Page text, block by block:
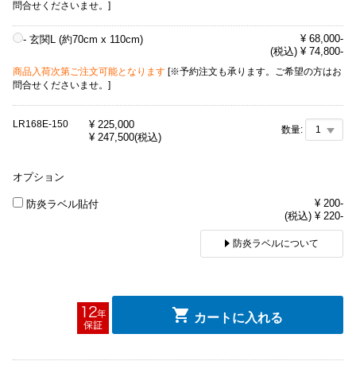
問合せくださいませ。]
- 玄関L (約70cm x 110cm)
¥ 68,000-
(税込) ¥ 74,800-
商品入荷次第ご注文可能となります [※予約注文も承ります。ご希望の方はお
問合せくださいませ。]
LR168E-150 ¥ 225,000
¥ 247,500(税込)
数量:
オプション
防炎ラベル貼付
¥ 200-
(税込) ¥ 220-
防炎ラベルについて
カートに入れる